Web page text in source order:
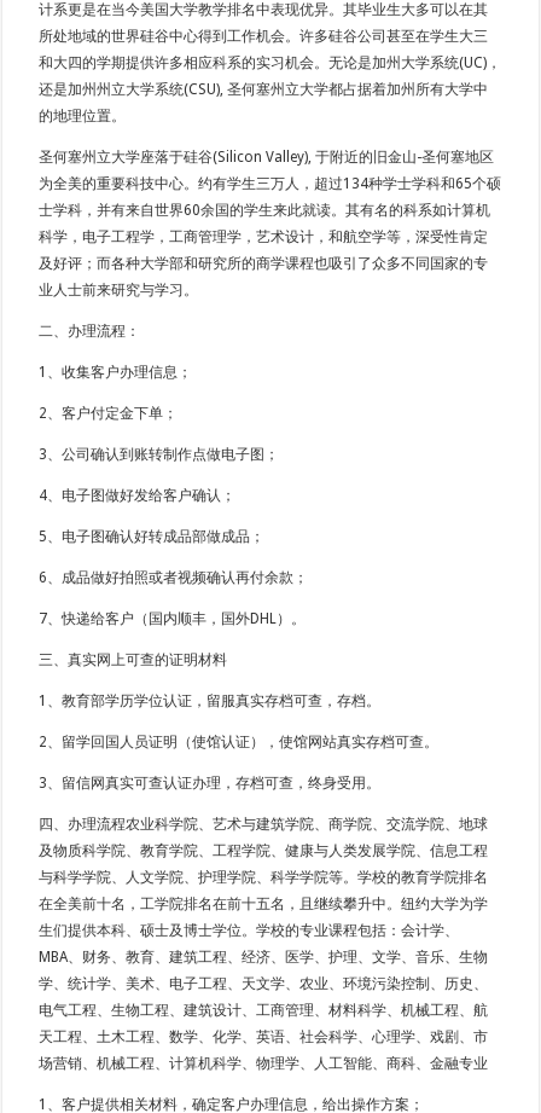
计系更是在当今美国大学教学排名中表现优异。其毕业生大多可以在其
所处地域的世界硅谷中心得到工作机会。许多硅谷公司甚至在学生大三
和大四的学期提供许多相应科系的实习机会。无论是加州大学系统(UC)，
还是加州州立大学系统(CSU), 圣何塞州立大学都占据着加州所有大学中
的地理位置。
圣何塞州立大学座落于硅谷(Silicon Valley), 于附近的旧金山-圣何塞地区
为全美的重要科技中心。约有学生三万人，超过134种学士学科和65个硕
士学科，并有来自世界60余国的学生来此就读。其有名的科系如计算机
科学，电子工程学，工商管理学，艺术设计，和航空学等，深受性肯定
及好评；而各种大学部和研究所的商学课程也吸引了众多不同国家的专
业人士前来研究与学习。
二、办理流程：
1、收集客户办理信息；
2、客户付定金下单；
3、公司确认到账转制作点做电子图；
4、电子图做好发给客户确认；
5、电子图确认好转成品部做成品；
6、成品做好拍照或者视频确认再付余款；
7、快递给客户（国内顺丰，国外DHL）。
三、真实网上可查的证明材料
1、教育部学历学位认证，留服真实存档可查，存档。
2、留学回国人员证明（使馆认证），使馆网站真实存档可查。
3、留信网真实可查认证办理，存档可查，终身受用。
四、办理流程农业科学院、艺术与建筑学院、商学院、交流学院、地球
及物质科学院、教育学院、工程学院、健康与人类发展学院、信息工程
与科学学院、人文学院、护理学院、科学学院等。学校的教育学院排名
在全美前十名，工学院排名在前十五名，且继续攀升中。纽约大学为学
生们提供本科、硕士及博士学位。学校的专业课程包括：会计学、
MBA、财务、教育、建筑工程、经济、医学、护理、文学、音乐、生物
学、统计学、美术、电子工程、天文学、农业、环境污染控制、历史、
电气工程、生物工程、建筑设计、工商管理、材料科学、机械工程、航
天工程、土木工程、数学、化学、英语、社会科学、心理学、戏剧、市
场营销、机械工程、计算机科学、物理学、人工智能、商科、金融专业
1、客户提供相关材料，确定客户办理信息，给出操作方案；